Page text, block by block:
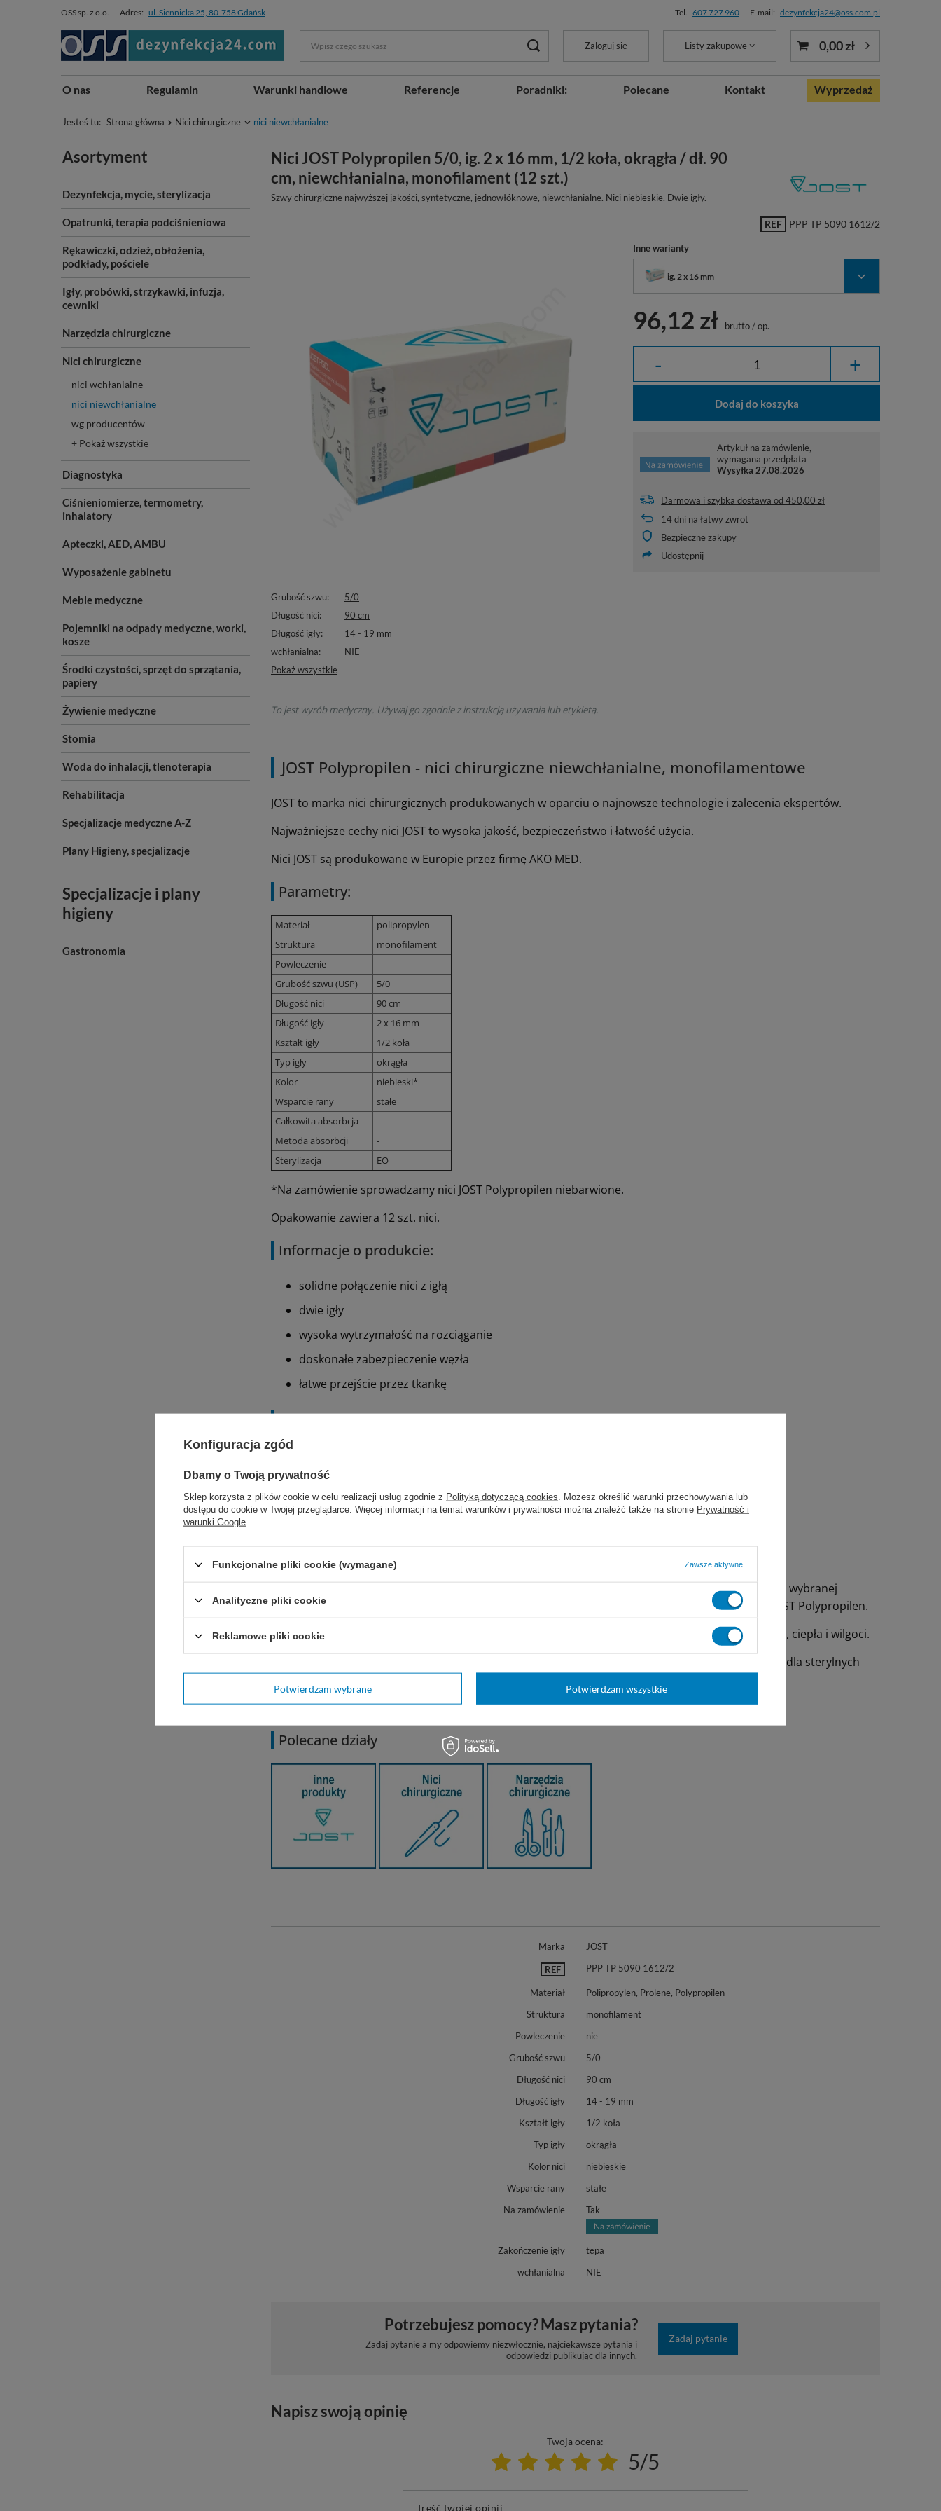
OSS sp. z o.o. Adres: ul. Siennicka 25, 80-758 Gdańsk Tel. 607 727 960 E-mail: dezynfekcja24@oss.com.pl
Zaloguj się Listy zakupowe 0,00 zł
O nas Regulamin Warunki handlowe Referencje Poradniki: Polecane Kontakt Wyprzedaż
Jesteś tu: Strona główna Nici chirurgiczne nici niewchłanialne
Asortyment
Dezynfekcja, mycie, sterylizacja
Opatrunki, terapia podciśnieniowa
Rękawiczki, odzież, obłożenia,
podkłady, pościele
Igły, probówki, strzykawki, infuzja,
cewniki
Narzędzia chirurgiczne
Nici chirurgiczne
nici wchłanialne
nici niewchłanialne
wg producentów
+ Pokaż wszystkie
Diagnostyka
Ciśnieniomierze, termometry,
inhalatory
Apteczki, AED, AMBU
Wyposażenie gabinetu
Meble medyczne
Pojemniki na odpady medyczne, worki,
kosze
Środki czystości, sprzęt do sprzątania,
papiery
Żywienie medyczne
Stomia
Woda do inhalacji, tlenoterapia
Rehabilitacja
Specjalizacje medyczne A-Z
Plany Higieny, specjalizacje
Specjalizacje i plany
higieny
Gastronomia
Grubość szwu
5/0
Długość nici
90 cm
Długość igły
14 - 19 mm
wchłanialna
NIE
Pokaż wszystkie
Nici JOST Polypropilen 5/0, ig. 2 x 16 mm, 1/2 koła, okrągła / dł. 90
cm, niewchłanialna, monofilament (12 szt.)
Szwy chirurgiczne najwyższej jakości, syntetyczne, jednowłóknowe, niewchłanialne. Nici niebieskie. Dwie igły.
REF PPP TP 5090 1612/2
Inne warianty
ig. 2 x 16 mm
96,12 zł brutto/op.
- +
Dodaj do koszyka
Artykuł na zamówienie,
wymagana przedpłata
Wysyłka 27.08.2026
Darmowa i szybka dostawa od450,00 zł
14dni na łatwy zwrot
Bezpieczne zakupy
Udostępnij
To jest wyrób medyczny. Używaj go zgodnie z instrukcją używania lub etykietą.
JOST Polypropilen - nici chirurgiczne niewchłanialne, monofilamentowe
JOST to marka nici chirurgicznych produkowanych w oparciu o najnowsze technologie i zalecenia ekspertów.
Najważniejsze cechy nici JOST to wysoka jakość, bezpieczeństwo i łatwość użycia.
Nici JOST są produkowane w Europie przez firmę AKO MED.
Parametry:
Materiał
polipropylen
Struktura
monofilament
Powleczenie
-
Grubość szwu (USP)
5/0
Długość nici
90 cm
Długość igły
2 x 16 mm
Kształt igły
1/2 koła
Typ igły
okrągła
Kolor
niebieski*
Wsparcie rany
stałe
Całkowita absorbcja
-
Metoda absorbcji
-
Sterylizacja
EO
*Na zamówienie sprowadzamy nici JOST Polypropilen niebarwione.
Opakowanie zawiera 12 szt. nici.
Informacje o produkcie:
solidne połączenie nici z igłą
dwie igły
wysoka wytrzymałość na rozciąganie
doskonałe zabezpieczenie węzła
łatwe przejście przez tkankę
Zastosowanie:
chirurgia sercowo-naczyniowa
neurochirurgia
Dobór nici JOST zależy od ogólnego stanu pacjenta, wielkości uszkodzonej tkanki i rany, a także od wybranej
techniki i doświadczenia chirurga. Nie są znane żadne przeciwwskazania do stosowania szwów JOST Polypropilen.
Przechowywać w maksymalnej temperaturze 25°C, z dala od bezpośredniego światła słonecznego, ciepła i wilgoci.
JOST Polyamide spełnia wymagania Farmakopei Europejskiej i Farmakopei Stanów Zjednoczonych dla sterylnych
Polecane działy
Marka JOST
REF PPP TP 5090 1612/2
Materiał
Polipropylen, Prolene, Polypropilen
Struktura
monofilament
Powleczenie
nie
Grubość szwu
5/0
Długość nici
90 cm
Długość igły
14 - 19 mm
Kształt igły
1/2 koła
Typ igły
okrągła
Kolor nici
niebieskie
Wsparcie rany
stałe
Na zamówienie
Tak
Zakończenie igły
tępa
wchłanialna
NIE
Potrzebujesz pomocy? Masz pytania?
Zadaj pytanie a my odpowiemy niezwłocznie, najciekawsze pytania i
odpowiedzi publikując dla innych.
Zadaj pytanie
Napisz swoją opinię
Twoja ocena:
5/5
Treść twojej opinii
Konfiguracja zgód
Dbamy o Twoją prywatność
Sklep korzysta z plików cookie w celu realizacji usług zgodnie z Polityką dotyczącą cookies . Możesz określić warunki przechowywania lub
dostępu do cookie w Twojej przeglądarce. Więcej informacji na temat warunków i prywatności można znaleźć także na stronie Prywatność i
warunki Google
Funkcjonalne pliki cookie (wymagane) Zawsze aktywne
Analityczne pliki cookie
Reklamowe pliki cookie
Potwierdzam wybrane Potwierdzam wszystkie